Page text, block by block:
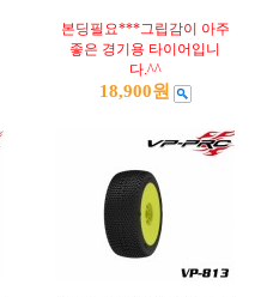
본딩필요***그립감이 아주
좋은 경기용 타이어입니
다.^^
18,900원